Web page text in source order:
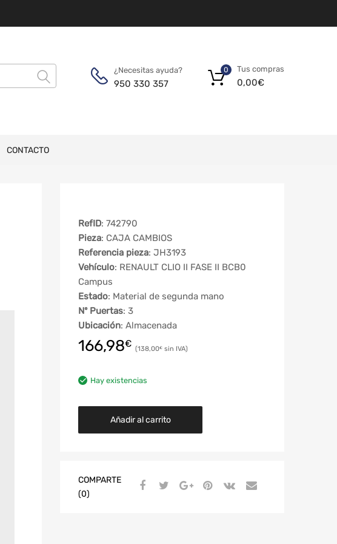
¿Necesitas ayuda?
950 330 357
Tus compras
0,00€
0
CONTACTO
RefID: 742790
Pieza: CAJA CAMBIOS
Referencia pieza: JH3193
Vehículo: RENAULT CLIO II FASE II BCB0
Campus
Estado: Material de segunda mano
Nº Puertas: 3
Ubicación: Almacenada
166,98€ 138,00€
Hay existencias
Añadir al carrito
COMPARTE
(0)